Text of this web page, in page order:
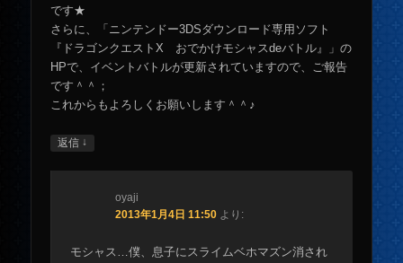
です★
さらに、「ニンテンドー3DSダウンロード専用ソフト
『ドラゴンクエストX おでかけモシャスdeバトル』」の
HPで、イベントバトルが更新されていますので、ご報告
です＾＾；
これからもよろしくお願いします＾＾♪
返信 ↓
oyaji
2013年1月4日 11:50 より:
モシャス…僕、息子にスライムベホマズン消され